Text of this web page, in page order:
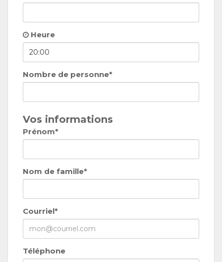
Heure
Nombre de personne*
Vos informations
Prénom*
Nom de famille*
Courriel*
Téléphone